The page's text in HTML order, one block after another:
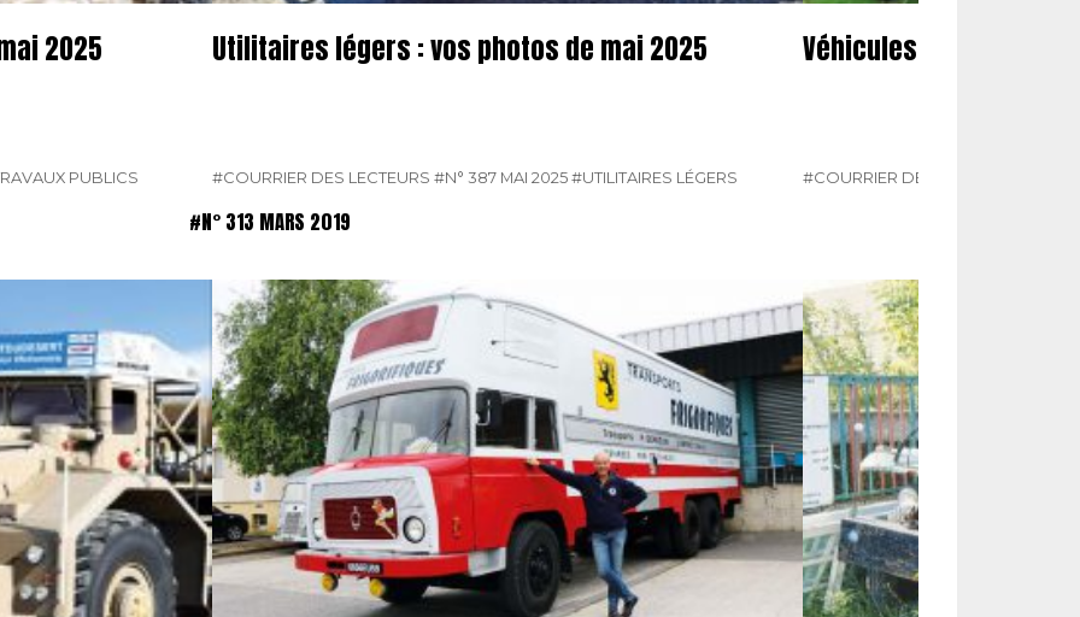
2025
PUBLICS
Utilitaires légers : vos photos de mai 2025
#COURRIER DES LECTEURS #N° 387 MAI 2025#UTILITAIRES LÉGERS
Véhicules militaires :
#COURRIER DES LECTEURS
#N° 313 MARS 2019